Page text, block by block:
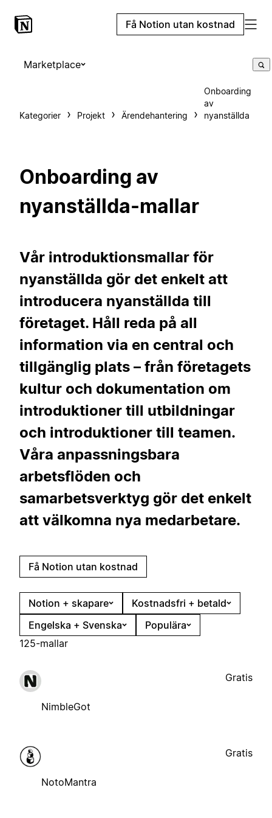
Få Notion utan kostnad
Marketplace
Kategorier Projekt Ärendehantering
Onboarding
av
nyanställda
Onboarding av
nyanställda-mallar
Vår introduktionsmallar för
nyanställda gör det enkelt att
introducera nyanställda till
företaget. Håll reda på all
information via en central och
tillgänglig plats – från företagets
kultur och dokumentation om
introduktioner till utbildningar
och introduktioner till teamen.
Våra anpassningsbara
arbetsflöden och
samarbetsverktyg gör det enkelt
att välkomna nya medarbetare.
Få Notion utan kostnad
Notion + skapare
Kostnadsfri + betald
Engelska + Svenska
Populära
125-mallar
NimbleGot
Gratis
NotoMantra
Gratis